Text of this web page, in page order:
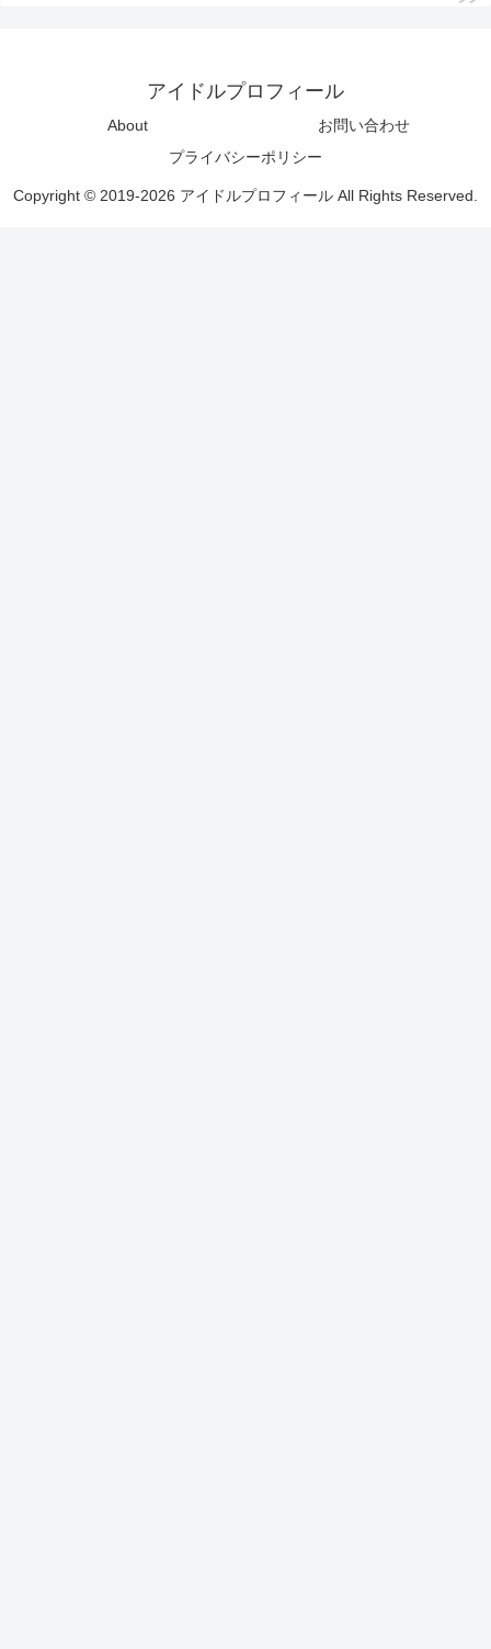
アイドルプロフィール
About
お問い合わせ
プライバシーポリシー
Copyright © 2019-2026 アイドルプロフィール All Rights Reserved.